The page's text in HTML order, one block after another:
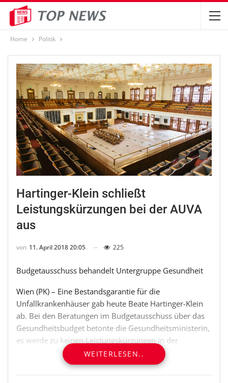
Home Politik
Hartinger-Klein schließt
Leistungskürzungen bei der AUVA
aus
von 11. April 2018 20:05 225
Budgetausschuss behandelt Untergruppe Gesundheit
Wien (PK) – Eine Bestandsgarantie für die
Unfallkrankenhäuser gab heute Beate Hartinger-Klein
ab. Bei den Beratungen im Budgetausschuss über das
Gesundheitsbudget betonte die Gesundheitsministerin,
es werde zu keinen Leistungskürzungen in der
Allgemeinen Unfallversicherungsanstalt (AUVA)
kommen, vielmehr gehe es um eine Neustrukturierung
im Sinne von mehr Effizienz. Gegen eine Auflösung der
WEITERLESEN..